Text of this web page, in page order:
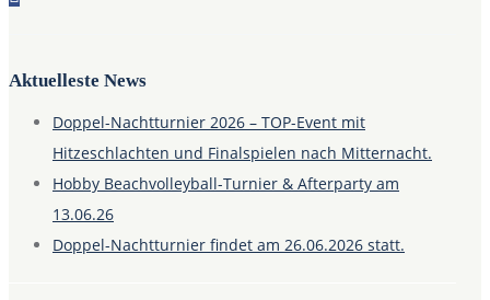
Aktuelleste News
Doppel-Nachtturnier 2026 – TOP-Event mit
Hitzeschlachten und Finalspielen nach Mitternacht.
Hobby Beachvolleyball-Turnier & Afterparty am
13.06.26
Doppel-Nachtturnier findet am 26.06.2026 statt.